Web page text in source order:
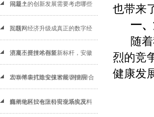
问题？
混凝土的创新发展需要考虑哪些
问题?
互联网经济升级成真正的数字经
济离不开技术创新
混凝土搅拌站再竖新标杆，安徽
宏泰博丰打造安保智能管控系
统！
2016年袋式除尘技术展-河南潜合
自动化科技有限公司现场实况
郑州地区12仓上料安全系统及料
也带来
一、
随
烈的竞
健康发